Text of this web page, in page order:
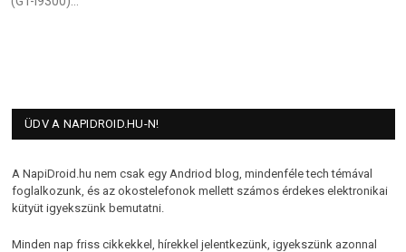
ÜDV A NAPIDROID.HU-N!
A NapiDroid.hu nem csak egy Andriod blog, mindenféle tech témával
foglalkozunk, és az okostelefonok mellett számos érdekes elektronikai
kütyüt igyekszünk bemutatni.
Minden nap friss cikkekkel, hírekkel jelentkezünk, igyekszünk azonnal